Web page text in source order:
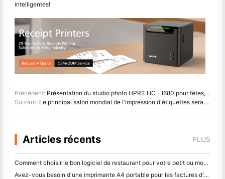
intelligentes!
Précédent: Présentation du studio photo HPRT HC - l680 pour fêtes, événements et hôtels
Suivant: Le principal salon mondial de l'impression d'étiquettes sera présent au cours des six prochains mois
Articles récents PLUS
Comment choisir le bon logiciel de restaurant pour votre petit ou moyen restaurant
Avez-vous besoin d'une imprimante A4 portable pour les factures d'entrepôt? Ce qui fonctionne réellement